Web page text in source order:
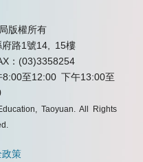
版權所有
路1號14, 15樓
：(03)3358254
8:00至12:00 下午13:00至
Taoyuan. All Rights
政策